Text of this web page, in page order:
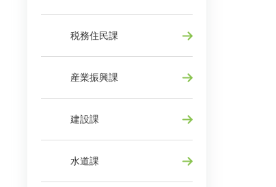
税務住民課
産業振興課
建設課
水道課